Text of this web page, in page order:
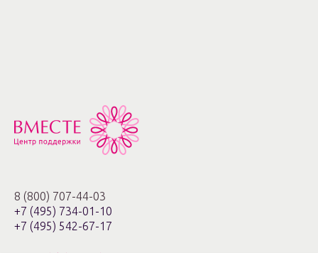
8 (800) 707-44-03
+7 (495) 734-01-10
+7 (495) 542-67-17